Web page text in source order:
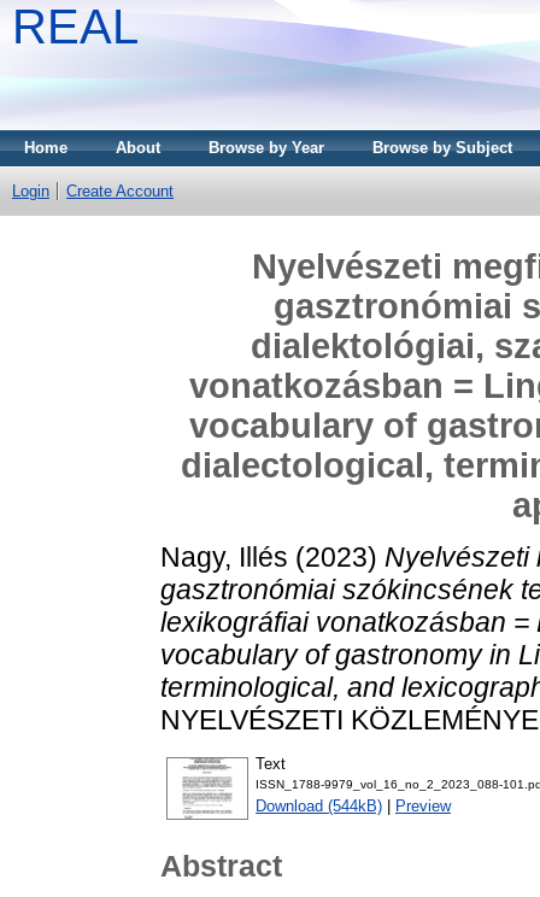
REAL
Home About Browse by Year Browse by Subject
Login Create Account
Nyelvészeti
gasztronómiai
dialektológiai,
vonatkozásban =
vocabulary of
dialectological,
Nagy, Illés (2023) Nyelvészeti
gasztronómiai szókincsének
lexikográfiai vonatkozásban
vocabulary of gastronomy in
terminological, and
NYELVÉSZETI
Text
ISSN_1788-9979_vol_16_no_2_2023_088-
Download (544kB) Preview
Abstract